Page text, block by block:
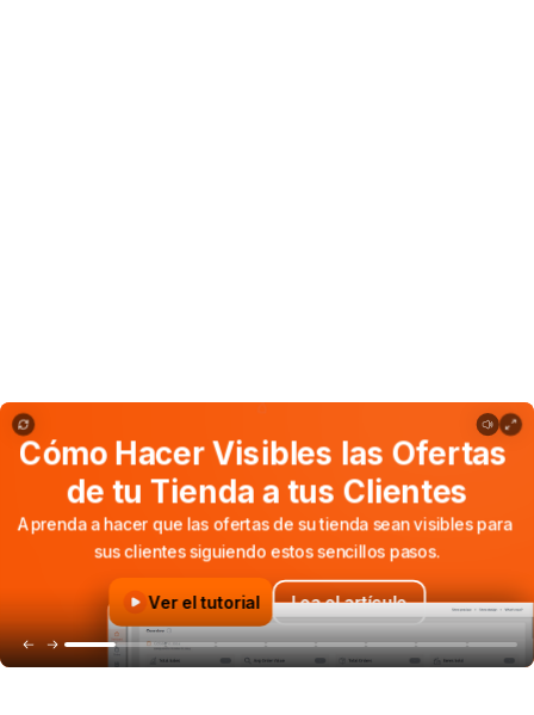
Cómo HacerVisibles las Ofertas
de tu Tienda a tus Clientes
Aprenda a hacer que las ofertas de su tienda sean visiblespara
sus clientes siguiendo estos sencillos pasos.
Ver el tutorial Lea el artículo